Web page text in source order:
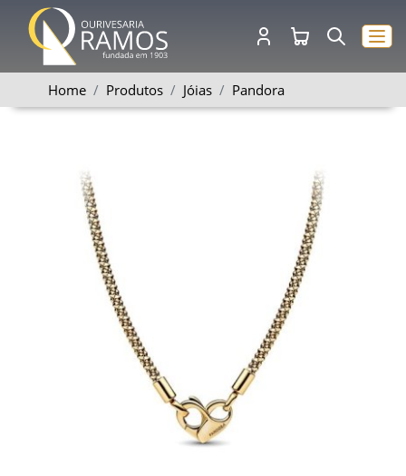
Home Produtos Jóias Pandora